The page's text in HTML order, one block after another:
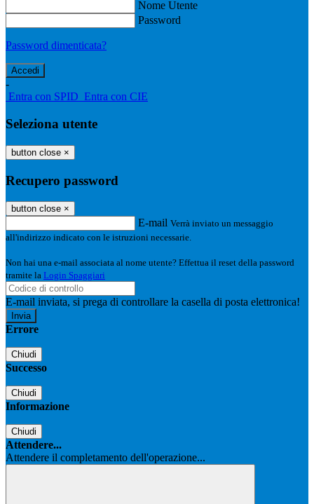
Nome Utente
Password
Password dimenticata?
-
Entra con SPID Entra con CIE
Seleziona utente
button close ×
Recupero password
button close ×
E-mail Verrà inviato un messaggio
all'indirizzo indicato con le istruzioni necessarie.
Non hai una e-mail associata al nome utente? Effettua il reset della password
tramite la Login Spaggiari
E-mail inviata, si prega di controllare la casella di posta elettronica!
Errore
Chiudi
Successo
Chiudi
Informazione
Chiudi
Attendere...
Attendere il completamento dell'operazione...